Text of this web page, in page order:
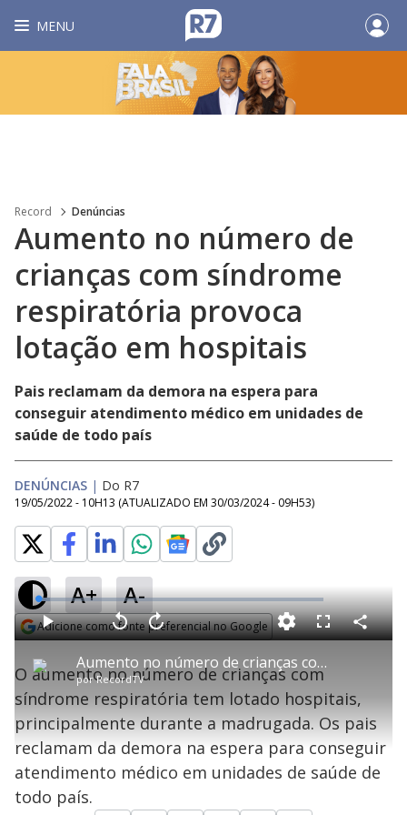
MENU
Record Denúncias
Aumento no número de
crianças com síndrome
respiratória provoca
lotação em hospitais
Pais reclamam da demora na espera para
conseguir atendimento médico em unidades de
saúde de todo país
DENÚNCIAS | Do R7
19/05/2022 - 10H13 (ATUALIZADO EM 30/03/2024 - 09H53)
A+ A-
Adicione como fonte preferencial no Google
P
l
a
Aumento no número de crianças com síndrome respiratória provoca lotação em hospitais
porRecordTV
P V
t
a
r
0
s
e
g
n
d
s
A
n
ç
a
r
1
e
u
n
d
o
s
L
o
a
d
e
4
.
2
2
%
F
l
r
n
C
o
l
a
O aumento no número de crianças com
síndrome respiratória tem lotado hospitais,
principalmente durante a madrugada. Os pais
reclamam da demora na espera para conseguir
atendimento médico em unidades de saúde de
todo país.